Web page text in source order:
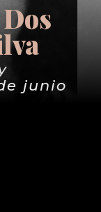
junio